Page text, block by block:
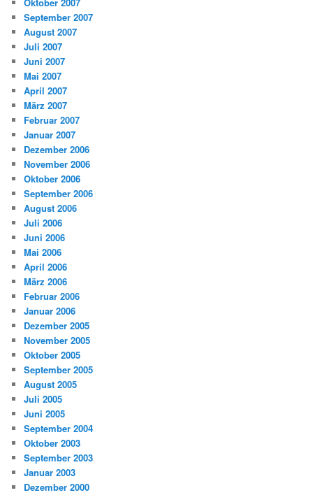
Oktober 2007
September 2007
August 2007
Juli 2007
Juni 2007
Mai 2007
April 2007
März 2007
Februar 2007
Januar 2007
Dezember 2006
November 2006
Oktober 2006
September 2006
August 2006
Juli 2006
Juni 2006
Mai 2006
April 2006
März 2006
Februar 2006
Januar 2006
Dezember 2005
November 2005
Oktober 2005
September 2005
August 2005
Juli 2005
Juni 2005
September 2004
Oktober 2003
September 2003
Januar 2003
Dezember 2000